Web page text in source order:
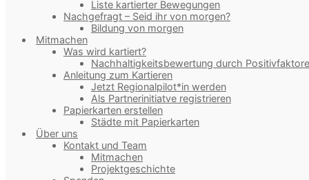
Liste kartierter Bewegungen
Nachgefragt – Seid ihr von morgen?
Bildung von morgen
Mitmachen
Was wird kartiert?
Nachhaltigkeitsbewertung durch
Anleitung zum Kartieren
Jetzt Regionalpilot*in werden
Als Partnerinitiatve registrieren
Papierkarten erstellen
Städte mit Papierkarten
Über uns
Kontakt und Team
Mitmachen
Projektgeschichte